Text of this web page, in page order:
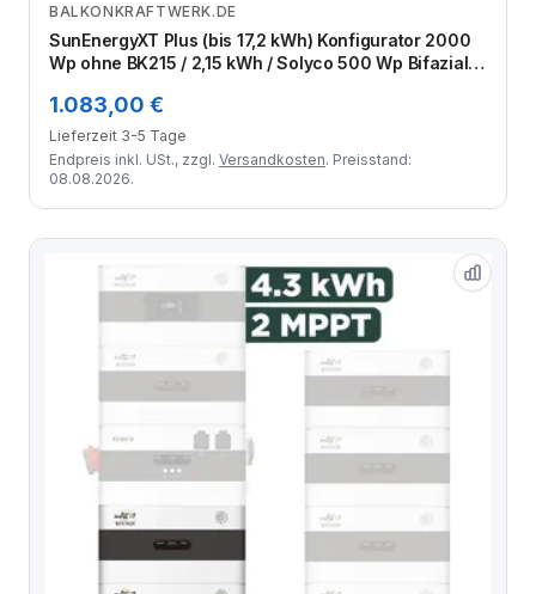
Zum Angebot
BALKONKRAFTWERK.DE
SunEnergyXT Plus (bis 17,2 kWh) Konfigurator 2000
Wp ohne BK215 / 2,15 kWh / Solyco 500 Wp Bifazial /
1.083,00 €
Lieferzeit 3-5 Tage
Endpreis inkl. USt., zzgl. Versandkosten. Preisstand:
08.08.2026.